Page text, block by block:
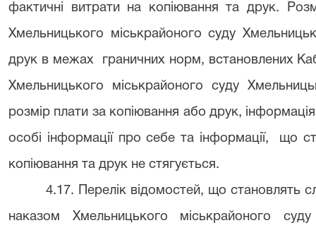
фактичні витрати на копіювання та друк.
Хмельницького міськрайоного суду
друк в межах граничних норм, встановлених
Хмельницького міськрайоного суду
розмір плати за копіювання або друк,
особі інформації про себе та інформації, що
копіювання та друк не стягується.
4.17. Перелік відомостей, що становлять
наказом Хмельницького міськрайоного